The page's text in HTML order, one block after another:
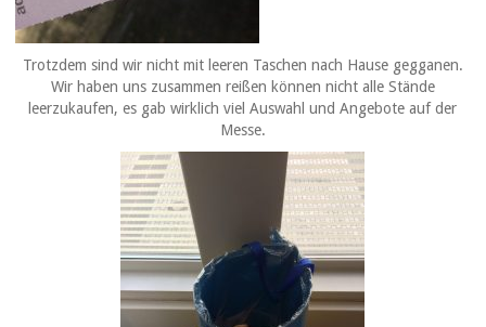
Trotzdem sind wir nicht mit leeren Taschen nach Hause gegganen.
Wir haben uns zusammen reißen können nicht alle Stände
leerzukaufen, es gab wirklich viel Auswahl und Angebote auf der
Messe.